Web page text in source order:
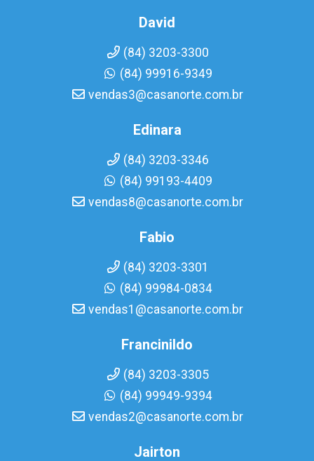
David
(84) 3203-3300
(84) 99916-9349
vendas3@casanorte.com.br
Edinara
(84) 3203-3346
(84) 99193-4409
vendas8@casanorte.com.br
Fabio
(84) 3203-3301
(84) 99984-0834
vendas1@casanorte.com.br
Francinildo
(84) 3203-3305
(84) 99949-9394
vendas2@casanorte.com.br
Jairton